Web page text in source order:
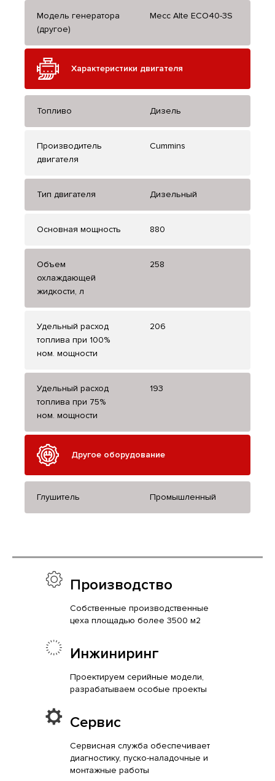
Модель генератора
(другое)
Mecc Alte ECO40-3S
Характеристики двигателя
Топливо Дизель
Производитель
двигателя
Cummins
Тип двигателя Дизельный
Основная мощность 880
Объем
охлаждающей
жидкости, л
258
Удельный расход
топлива при 100%
ном. мощности
206
Удельный расход
топлива при 75%
ном. мощности
193
Другое оборудование
Глушитель Промышленный
Производство
Собственные производственные
цеха площадью более 3500 м2
Инжиниринг
Проектируем серийные модели,
разрабатываем особые проекты
Сервис
Сервисная служба обеспечивает
диагностику, пуско-наладочные и
монтажные работы